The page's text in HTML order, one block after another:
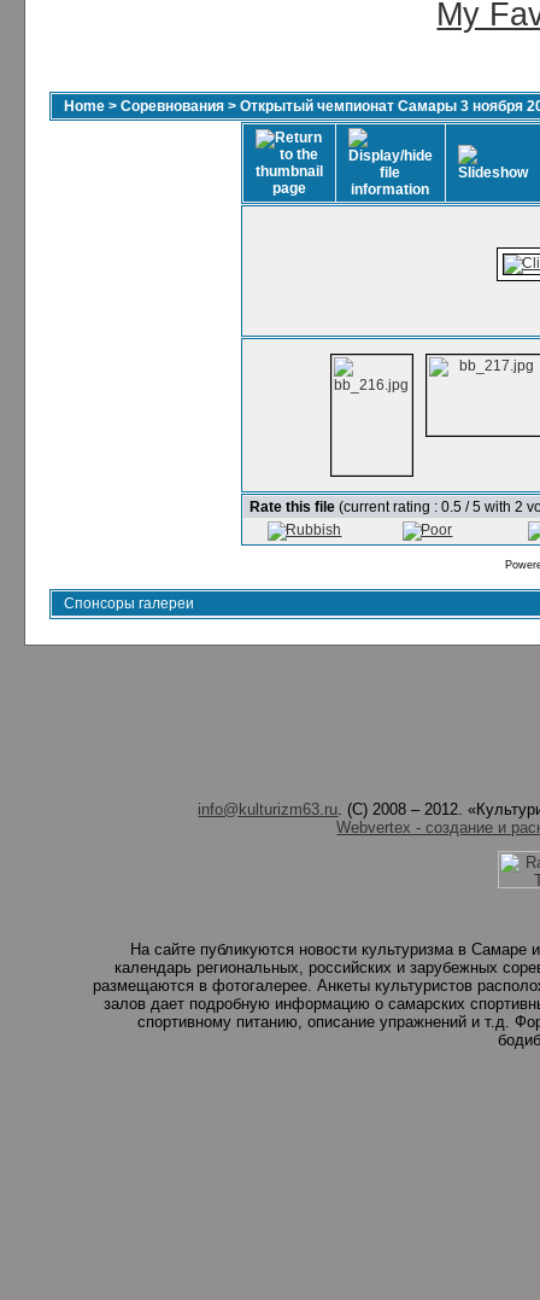
My
Home > Соревнования > Открытый чемпионат Самары 3 ноября
Rate this file (current rating : 0.5 / 5 with 2
Спонсоры галереи
info@kulturizm63.ru. (C) 2008 – 2012.
Webvertex - создание и
На сайте публикуются новости культуризма в
календарь региональных, российских и зарубежных
размещаются в фотогалерее. Анкеты культуристов
залов дает подробную информацию о самарских
спортивному питанию, описание упражнений и т.д.